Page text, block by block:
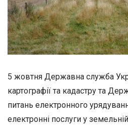
5 жовтня Державна служба
картографії та кадастру та
питань електронного
електронні послуги у